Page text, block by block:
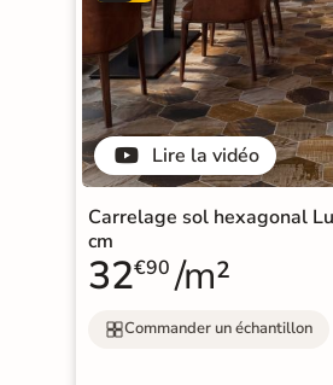
Lire la vidéo
Carrelage sol hexagonal
cm
32€90 /m²
Commander un échantillon